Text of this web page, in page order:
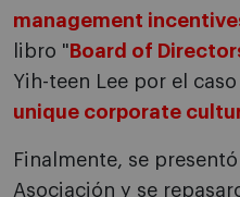
management
libro " Board of
Yih-teen Lee por el caso
unique corporate
Finalmente, se
Asociación y se